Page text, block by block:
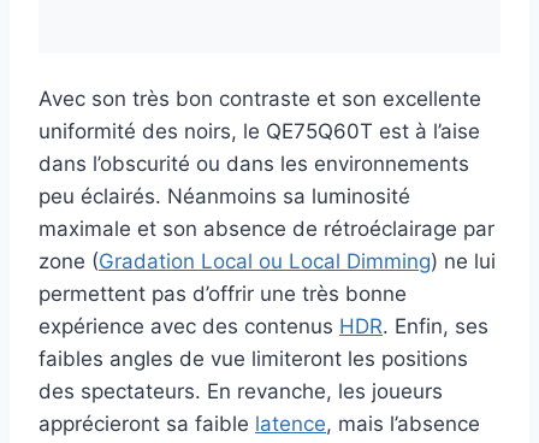
Avec son très bon contraste et son excellente
uniformité des noirs, le QE75Q60T est à l’aise
dans l’obscurité ou dans les environnements
peu éclairés. Néanmoins sa luminosité
maximale et son absence de rétroéclairage par
zone (Gradation Local ou Local Dimming) ne lui
permettent pas d’offrir une très bonne
expérience avec des contenus HDR. Enfin, ses
faibles angles de vue limiteront les positions
des spectateurs. En revanche, les joueurs
apprécieront sa faible latence, mais l’absence